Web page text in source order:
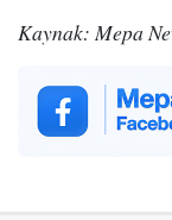
Kaynak: Mepa